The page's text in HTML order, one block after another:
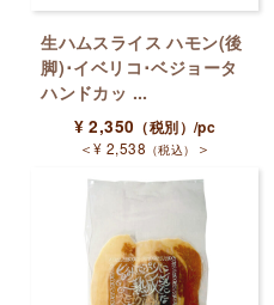
生ハムスライス ハモン(後
脚)･イベリコ･ベジョータ
ハンドカッ ...
¥ 2,350 （税別）/pc
＜¥ 2,538 （税込） ＞